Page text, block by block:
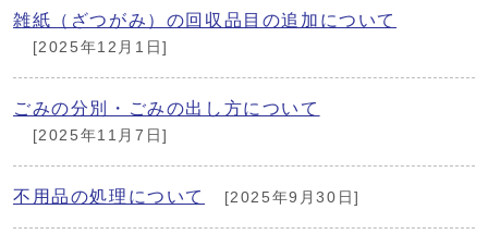
雑紙（ざつがみ）の回収品目の追加について
[2025年12月1日]
ごみの分別・ごみの出し方について
[2025年11月7日]
不用品の処理について [2025年9月30日]